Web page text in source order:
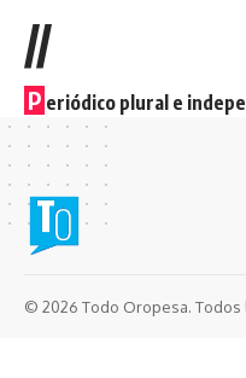
//
P eriódico plural e
© 2026 Todo Oropesa.